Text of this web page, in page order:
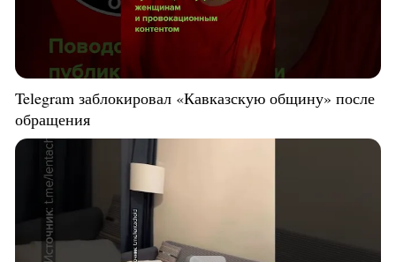
Telegram заблокировал «Кавказскую общину» после
обращения